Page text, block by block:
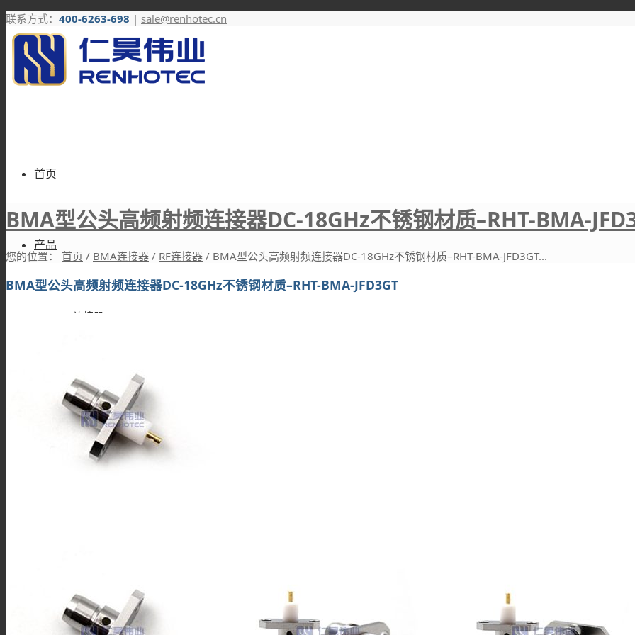
联系方式： 400-6263-698 | sale@renhotec.cn
首页
产品
RF连接器
BNC连接器
TNC连接器
SMB连接器
BMA型公头高频射频连接器DC-18GHz不锈钢材质–RHT-BMA-
您的位置： 首页 / BMA连接器 / RF连接器 / BMA型公头高频射频连接器DC-18GHz不锈钢材质–RHT-BMA-JFD3GT...
BMA型公头高频射频连接器DC-18GHz不锈钢材质–RHT-BMA-JFD3GT